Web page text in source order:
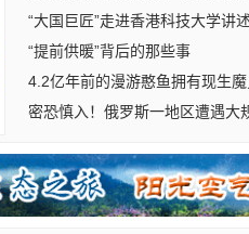
“大国巨匠”走进香港科技大学讲
“提前供暖”背后的那些事
4.2亿年前的漫游憨鱼拥有现生
密恐慎入！俄罗斯一地区遭遇大